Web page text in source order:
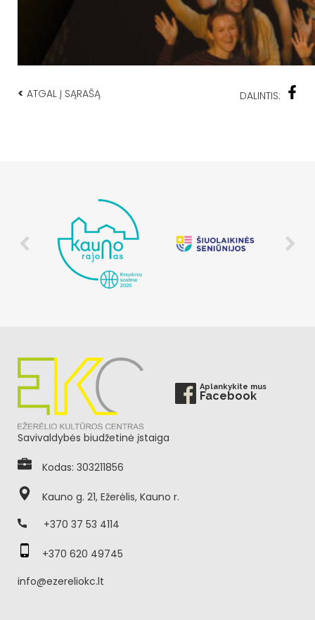
< ATGAL Į SĄRAŠĄ DALINTIS:
Aplankykite mus
Facebook
Savivaldybės biudžetinė įstaiga
Kodas: 303211856
Kauno g. 21, Ežerėlis, Kauno r.
+370 37 53 4114
+370 620 49745
info@ezereliokc.lt